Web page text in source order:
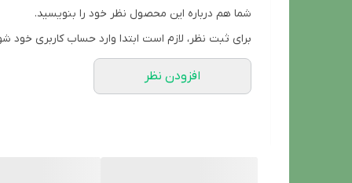
ضد حساسیت
شما هم درباره این محصول نظر خود را بنویسید.
برای ثبت نظر، لازم است ابتدا وارد حساب کاربری خود
افزودن نظر